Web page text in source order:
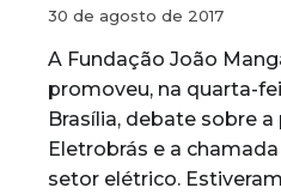
30 de agosto de 2017
A Fundação João
promoveu, na quarta-
Brasília, debate sobre
Eletrobrás e a
setor elétrico.